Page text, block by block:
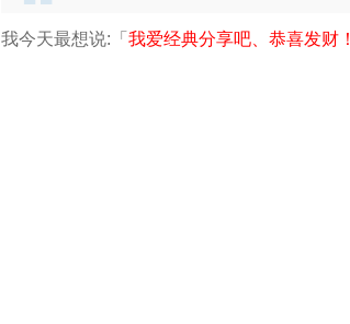
我今天最想说:「 我爱经典分享吧、恭喜发财！